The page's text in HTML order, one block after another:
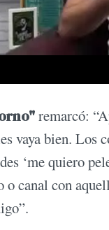
remarcó:
vaya bien. Los
‘me quiero
canal con